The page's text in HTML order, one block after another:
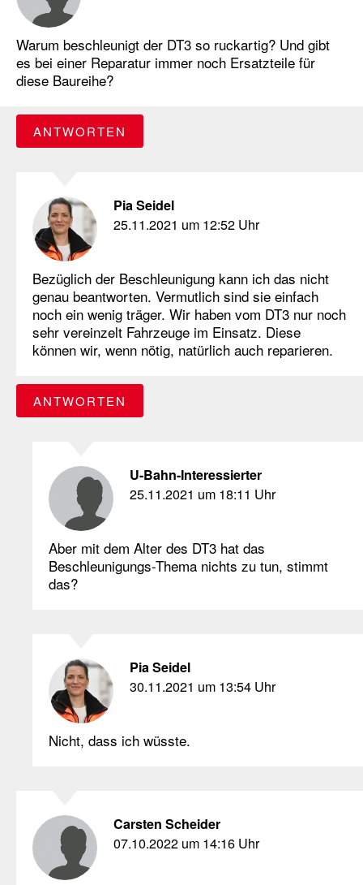
Warum beschleunigt der DT3 so ruckartig? Und gibt
es bei einer Reparatur immer noch Ersatzteile für
diese Baureihe?
ANTWORTEN
Pia Seidel
25.11.2021 um 12:52 Uhr
Bezüglich der Beschleunigung kann ich das nicht
genau beantworten. Vermutlich sind sie einfach
noch ein wenig träger. Wir haben vom DT3 nur noch
sehr vereinzelt Fahrzeuge im Einsatz. Diese
können wir, wenn nötig, natürlich auch reparieren.
ANTWORTEN
U-Bahn-Interessierter
25.11.2021 um 18:11 Uhr
Aber mit dem Alter des DT3 hat das
Beschleunigungs-Thema nichts zu tun, stimmt
das?
Pia Seidel
30.11.2021 um 13:54 Uhr
Nicht, dass ich wüsste.
Carsten Scheider
07.10.2022 um 14:16 Uhr